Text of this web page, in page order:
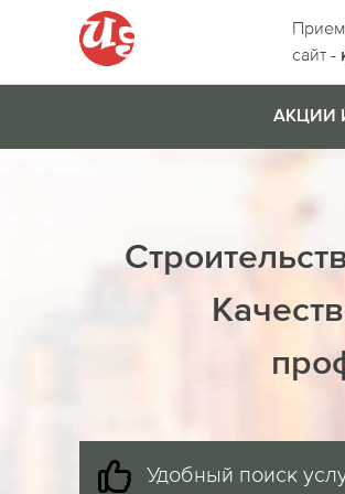
сайт -
АКЦИИ
Удобный поиск